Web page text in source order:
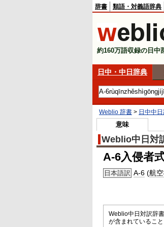
辞書 類語・対義語辞典
約160万語収録の日中
日中・中日辞典
Weblio 辞書 > 日中中
意味
Weblio中日対
A-6入侵者
日本語訳 A-6 (航
Weblio中日対訳辞
が含まれているこ